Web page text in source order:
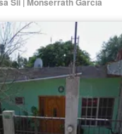
Gas natural
Zonas
Recámara
Permite mascotas